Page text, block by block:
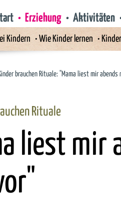
Erziehung Aktivitäten
Kindern Wie Kinder lernen
brauchen Rituale: "Mama liest mir abends
Rituale
liest mir